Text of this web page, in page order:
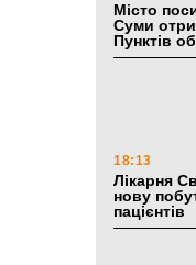
Місто
Суми
Пунктів
18:13
Лікарня
нову
пацієнтів